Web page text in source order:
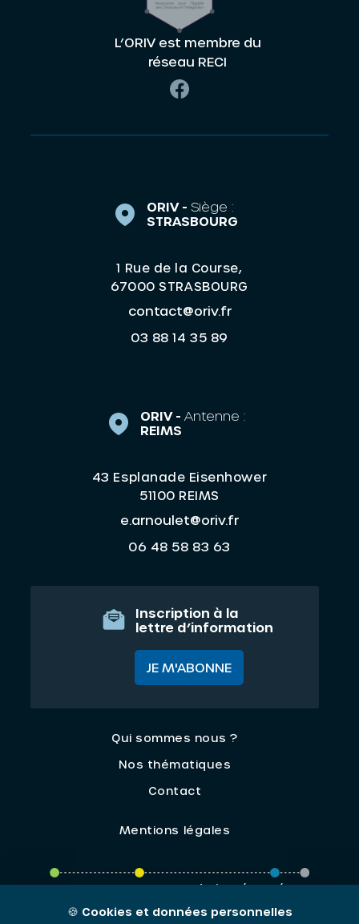
L’ORIV est membre du
réseau RECI
ORIV - Siège :
STRASBOURG
1 Rue de la Course,
67000 STRASBOURG
contact@oriv.fr
03 88 14 35 89
ORIV - Antenne :
REIMS
43 Esplanade Eisenhower
51100 REIMS
e.arnoulet@oriv.fr
06 48 58 83 63
Inscription à la
lettre d’information
JE M'ABONNE
Qui sommes nous ?
Nos thématiques
Contact
Mentions légales
ORIV - 2026 / Tous droits réservés
🍪 Cookies et données personnelles